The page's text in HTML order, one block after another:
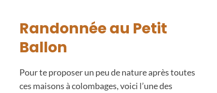
Randonnée au Petit
Ballon
Pour te proposer un peu de nature après toutes
ces maisons à colombages, voici l’une des